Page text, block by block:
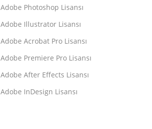
Adobe Photoshop Lisansı
Adobe Illustrator Lisansı
Adobe Acrobat Pro Lisansı
Adobe Premiere Pro Lisansı
Adobe After Effects Lisansı
Adobe InDesign Lisansı